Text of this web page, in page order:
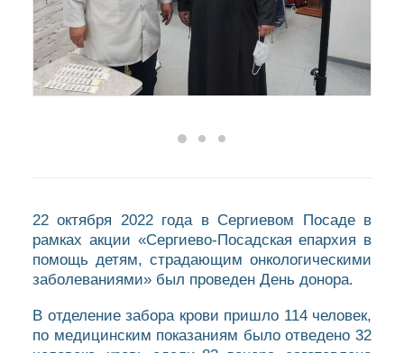
22 октября 2022 года в Сергиевом Посаде в
рамках акции «Сергиево-Посадская епархия в
помощь детям, страдающим онкологическими
заболеваниями» был проведен День донора.
В отделение забора крови пришло 114 человек,
по медицинским показаниям было отведено 32